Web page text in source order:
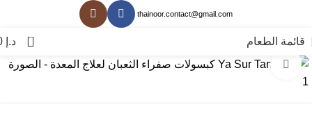
thainoor.contact@gmail.com
قائمة الطعام 0 د.إ
انقر للتكبير